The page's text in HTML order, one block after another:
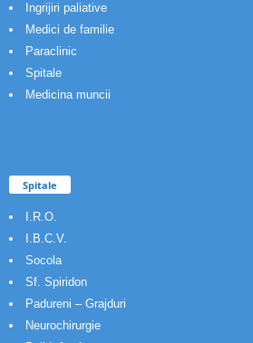
Ingrijiri paliative
Medici de familie
Paraclinic
Spitale
Medicina muncii
Spitale
I.R.O.
I.B.C.V.
Socola
Sf. Spiridon
Padureni – Grajduri
Neurochirurgie